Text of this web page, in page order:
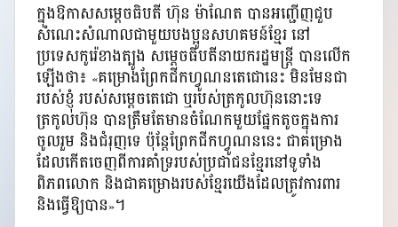
ក្នុងឱកាសសម្តេចធិបតី ហ៊ុន ម៉ាណែត បានអញ្ជើញជួប
សំណេះសំណាលជាមួយបងប្អូនសហគមន៍ខ្មែរ នៅ
ប្រទេសកូរ៉េខាងត្បូង សម្តេចធិបតីនាយករដ្ឋមន្ត្រី បានលើក
ឡើងថា៖ «គម្រោងព្រែកជីកហ្វូណនតេជោនេះ មិនមែនជា
របស់ខ្ញុំ របស់សម្តេចតេជោ ឬរបស់ត្រកូលហ៊ុននោះទេ
ត្រកូលហ៊ុន បានត្រឹមតែមានចំណែកមួយផ្នែកតូចក្នុងការ
ចូលរួម និងជំរុញទេ ប៉ុន្តែព្រែកជីកហ្វូណននេះ ជាគម្រោង
ដែលកើតចេញពីការគាំទ្ររបស់ប្រជាជនខ្មែរនៅទូទាំង
ពិភពលោក និងជាគម្រោងរបស់ខ្មែរយើងដែលត្រូវការពារ
និងធ្វើឱ្យបាន»។